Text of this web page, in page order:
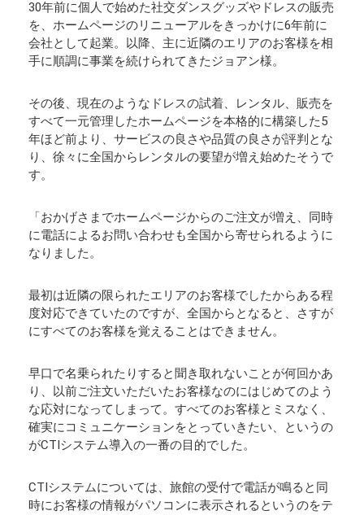
30年前に個人で始めた社交ダンスグッズやドレスの販売
を、ホームページのリニューアルをきっかけに6年前に
会社として起業。以降、主に近隣のエリアのお客様を相
手に順調に事業を続けられてきたジョアン様。
その後、現在のようなドレスの試着、レンタル、販売を
すべて一元管理したホームページを本格的に構築した5
年ほど前より、サービスの良さや品質の良さが評判とな
り、徐々に全国からレンタルの要望が増え始めたそうで
す。
「おかげさまでホームページからのご注文が増え、同時
に電話によるお問い合わせも全国から寄せられるように
なりました。
最初は近隣の限られたエリアのお客様でしたからある程
度対応できていたのですが、全国からとなると、さすが
にすべてのお客様を覚えることはできません。
早口で名乗られたりすると聞き取れないことが何回かあ
り、以前ご注文いただいたお客様なのにはじめてのよう
な応対になってしまって。すべてのお客様とミスなく、
確実にコミュニケーションをとっていきたい、というの
がCTIシステム導入の一番の目的でした。
CTIシステムについては、旅館の受付で電話が鳴ると同
時にお客様の情報がパソコンに表示されるというのをテ